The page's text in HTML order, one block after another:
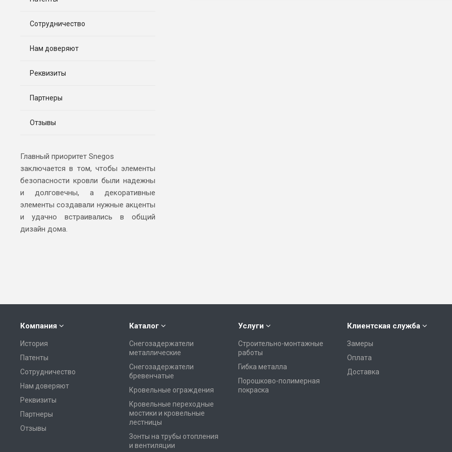
Сотрудничество
Нам доверяют
Реквизиты
Партнеры
Отзывы
Главный приоритет Snegos
заключается в том, чтобы элементы
безопасности кровли были надежны
и долговечны, а декоративные
элементы создавали нужные акценты
и удачно встраивались в общий
дизайн дома.
Компания
История
Патенты
Сотрудничество
Нам доверяют
Реквизиты
Партнеры
Отзывы
Каталог
Снегозадержатели
металлические
Снегозадержатели
бревенчатые
Кровельные ограждения
Кровельные переходные
мостики и кровельные
лестницы
Зонты на трубы отопления
и вентиляции
Услуги
Строительно-монтажные
работы
Гибка металла
Порошково-полимерная
покраска
Клиентская служба
Замеры
Оплата
Доставка